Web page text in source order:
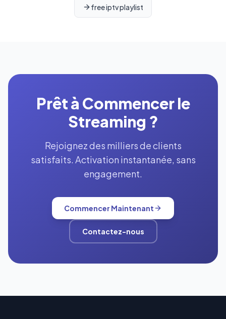
free iptv playlist
Prêt à Commencer le
Streaming ?
Rejoignez des milliers de clients
satisfaits. Activation instantanée, sans
engagement.
Commencer Maintenant
Contactez-nous